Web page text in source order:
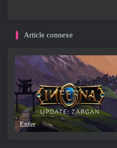
Article connexe
Enfer